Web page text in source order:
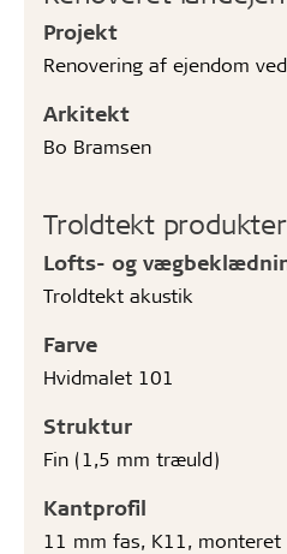
Projekt
Renovering af ejendom
Arkitekt
Bo Bramsen
Troldtekt produkter
Lofts- og
Troldtekt akustik
Farve
Hvidmalet 101
Struktur
Fin (1,5 mm træuld)
Kantprofil
11 mm fas, K11,